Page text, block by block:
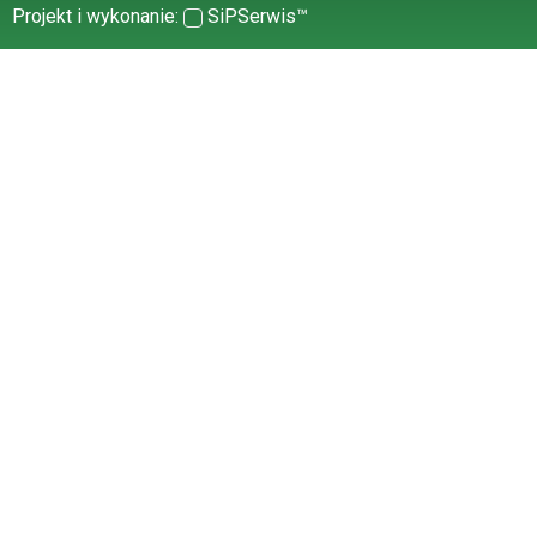
Projekt i wykonanie: SiPSerwis™